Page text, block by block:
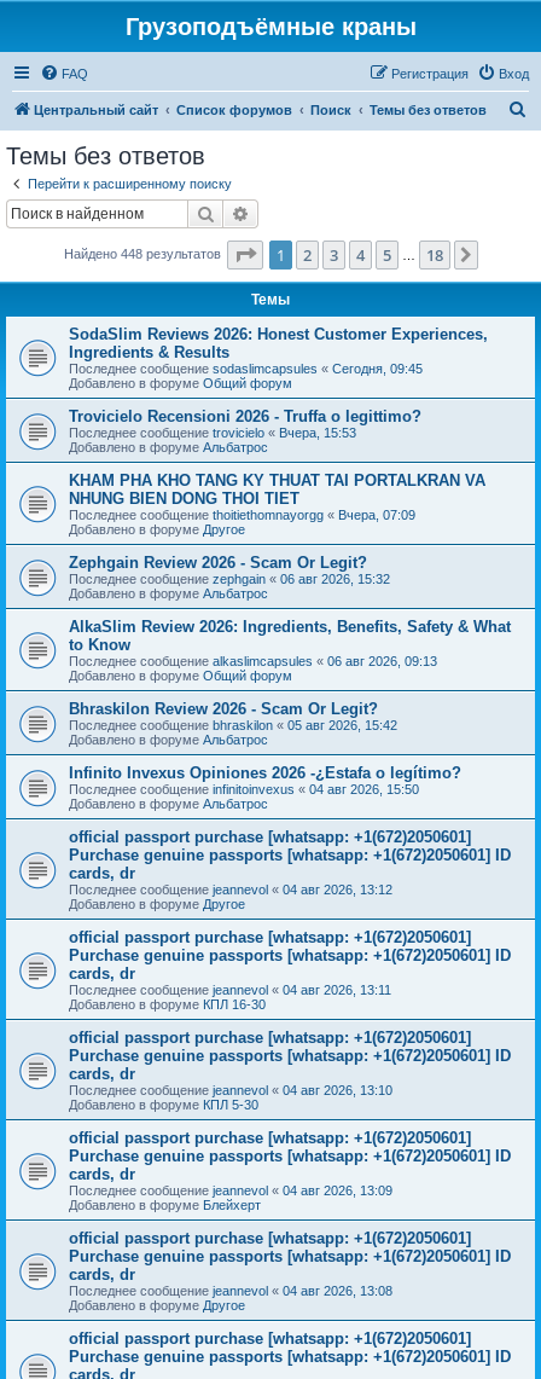
Грузоподъёмные краны
FAQ Вход
Регистрация
Центральный сайт Список форумов Поиск Темы без ответов
Темы без ответов
Перейти к расширенному поиску
Поиск
Найдено 448 результатов Страница из 18
1 2 3 4 5 18
Темы
SodaSlim Reviews 2026: Honest Customer Experiences,
Ingredients & Results
Последнее сообщение sodaslimcapsules « Сегодня, 09:45
Добавлено в форуме Общий форум
Trovicielo Recensioni 2026 - Truffa o legittimo?
Последнее сообщение trovicielo « Вчера, 15:53
Добавлено в форуме Альбатрос
KHAM PHA KHO TANG KY THUAT TAI PORTALKRAN VA
NHUNG BIEN DONG THOI TIET
Последнее сообщение thoitiethomnayorgg « Вчера, 07:09
Добавлено в форуме Другое
Zephgain Review 2026 - Scam Or Legit?
Последнее сообщение zephgain « 06 авг 2026, 15:32
Добавлено в форуме Альбатрос
AlkaSlim Review 2026: Ingredients, Benefits, Safety & What
to Know
Последнее сообщение alkaslimcapsules « 06 авг 2026, 09:13
Добавлено в форуме Общий форум
Bhraskilon Review 2026 - Scam Or Legit?
Последнее сообщение bhraskilon « 05 авг 2026, 15:42
Добавлено в форуме Альбатрос
Infinito Invexus Opiniones 2026 -¿Estafa o legítimo?
Последнее сообщение infinitoinvexus « 04 авг 2026, 15:50
Добавлено в форуме Альбатрос
official passport purchase [whatsapp: +1(672)2050601]
Purchase genuine passports [whatsapp: +1(672)2050601] ID
cards, dr
Последнее сообщение jeannevol « 04 авг 2026, 13:12
Добавлено в форуме Другое
official passport purchase [whatsapp: +1(672)2050601]
Purchase genuine passports [whatsapp: +1(672)2050601] ID
cards, dr
Последнее сообщение jeannevol « 04 авг 2026, 13:11
Добавлено в форуме КПЛ 16-30
official passport purchase [whatsapp: +1(672)2050601]
Purchase genuine passports [whatsapp: +1(672)2050601] ID
cards, dr
Последнее сообщение jeannevol « 04 авг 2026, 13:10
Добавлено в форуме КПЛ 5-30
official passport purchase [whatsapp: +1(672)2050601]
Purchase genuine passports [whatsapp: +1(672)2050601] ID
cards, dr
Последнее сообщение jeannevol « 04 авг 2026, 13:09
Добавлено в форуме Блейхерт
official passport purchase [whatsapp: +1(672)2050601]
Purchase genuine passports [whatsapp: +1(672)2050601] ID
cards, dr
Последнее сообщение jeannevol « 04 авг 2026, 13:08
Добавлено в форуме Другое
official passport purchase [whatsapp: +1(672)2050601]
Purchase genuine passports [whatsapp: +1(672)2050601] ID
cards, dr